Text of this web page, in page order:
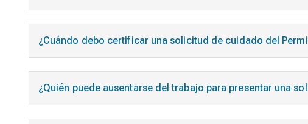
¿Cuándo debo certificar una solicitud de cuidado del
¿Quién puede ausentarse del trabajo para presentar una